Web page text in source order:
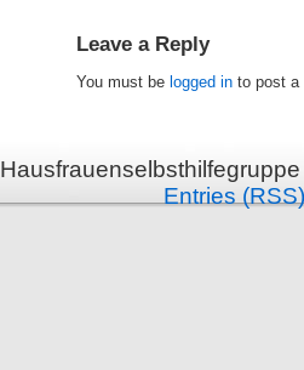
Leave a Reply
You must be logged in to post a
Entries (RSS)